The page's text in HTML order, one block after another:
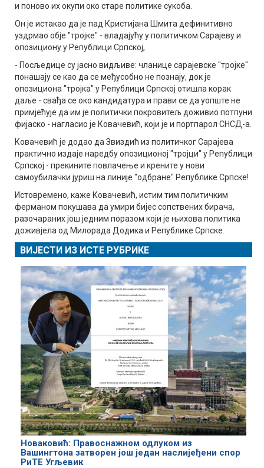
и поново их окупи око старе политике сукоба.
Он је истакао да је пад Кристијана Шмита дефинитивно
уздрмао обје "тројке" - владајућу у политичком Сарајеву и
опозициону у Републици Српској,
- Посљедице су јасно видљиве: чланице сарајевске "тројке"
понашају се као да се међусобно не познају, док је
опозициона "тројка" у Републици Српској отишла корак
даље - свађа се око кандидатура и прави се да уопште не
примјећује да им је политички покровитељ доживио потпуни
фијаско - нагласио је Ковачевић, који је и портпарол СНСД-а.
Ковачевић је додао да Звиздић из политичког Сарајева
практично издаје наредбу опозиционој "тројци" у Републици
Српској - прекините повлачење и крените у нови
самоубилачки јуриш на линије "одбране" Републике Српске!
Истовремено, каже Ковачевић, истим тим политичким
ферманом покушава да умири бијес сопствених бирача,
разочараних још једним поразом који је њихова политика
доживјела од Милорада Додика и Републике Српске.
ВИЈЕСТИ ИЗ ИСТЕ РУБРИКЕ
Новаковић: Правоснажном одлуком из
Вашингтона затворен још један наслијеђени спор
РиТЕ Угљевик